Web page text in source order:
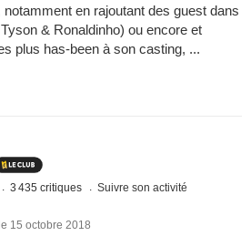
en rajoutant des guest dans
& Ronaldinho) ou encore et
plus has-been à son casting, ...
3 435 critiques Suivre son activité
15 octobre 2018